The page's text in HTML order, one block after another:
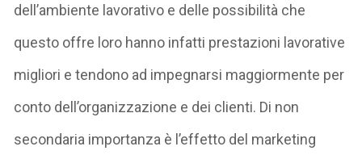
dell’ambiente lavorativo e delle possibilità che
questo offre loro hanno infatti prestazioni lavorative
migliori e tendono ad impegnarsi maggiormente per
conto dell’organizzazione e dei clienti. Di non
secondaria importanza è l’effetto del marketing